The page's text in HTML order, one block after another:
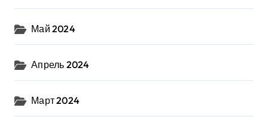
Май 2024
Апрель 2024
Март 2024